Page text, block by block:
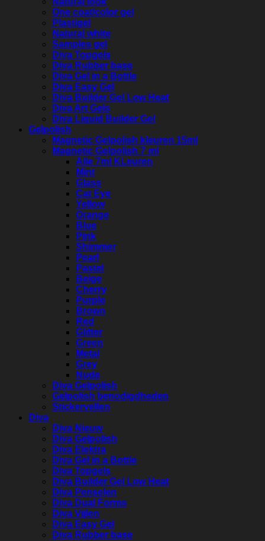
One coat/color gel
Plastigel
Natural white
Samples gel
Diva Topgels
Diva Rubber base
Diva Gel in a Bottle
Diva Easy Gel
Diva Builder Gel Low Heat
Diva Art Gels
Diva Liquid Builder Gel
Gelpolish
Magnetic Gelpolish kleuren 15ml
Magnetic Gelpolish 7 ml
Alle 7ml KLeuren
Mint
Glass
Cat Eye
Yellow
Orange
Blue
Pink
Shimmer
Pearl
Pastel
Beige
Cherry
Purple
Brown
Red
Glitter
Green
Metal
Grey
Nude
Diva Gelpolish
Gelpolish benodigdheden
Stickervellen
Diva
Diva Nieuw
Diva Gelpolish
Diva Elektra
Diva Gel in a Bottle
Diva Topgels
Diva Builder Gel Low Heat
Diva Penselen
Diva Dual Forms
Diva Vijlen
Diva Easy Gel
Diva Rubber base